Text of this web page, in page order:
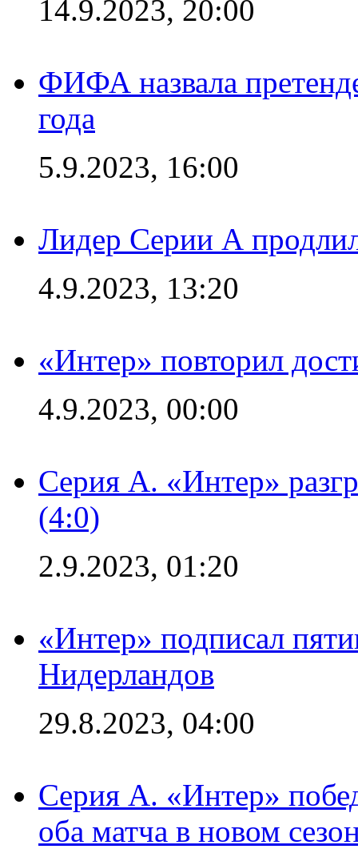
14.9.2023, 20:00
ФИФА назвала
года
5.9.2023, 16:00
Лидер Серии А
4.9.2023, 13:20
«Интер» повторил
4.9.2023, 00:00
Серия А. «Интер»
(4:0)
2.9.2023, 01:20
«Интер» подписал
Нидерландов
29.8.2023, 04:00
Серия А. «Интер»
оба матча в новом